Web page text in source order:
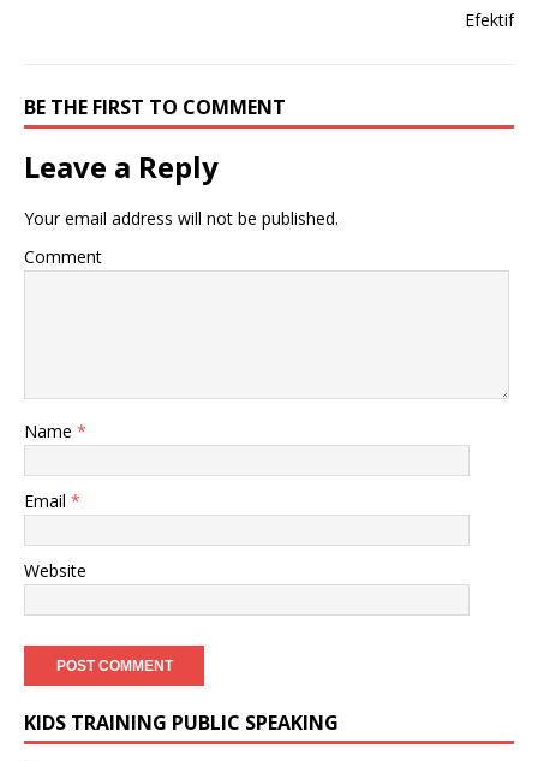
BE THE FIRST TO COMMENT
Leave a Reply
Your email address will not be published.
Comment
Name *
Email *
Website
KIDS TRAINING PUBLIC SPEAKING